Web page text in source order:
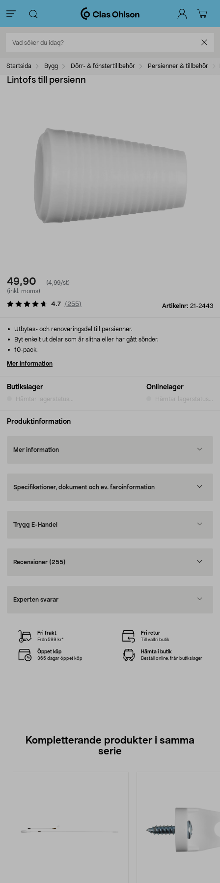
Startsida Bygg Dörr- & fönstertillbehör Persienner & tillbehör
Lintofs till persienn
49,90
(4,99/st)
(inkl. moms)
Artikelnr: 21-2443
4.7 ( 255)
Butikslager
Hämtar lagerstatus...
Onlinelager
Hämtar lagerstatus...
Utbytes- och renoveringsdel till persienner.
Byt enkelt ut delar som är slitna eller har gått sönder.
10-pack.
Mer information
Produktinformation
Mer information
Specifikationer, dokument och ev. faroinformation
Trygg E-Handel
Recensioner (255)
Experten svarar
Fri frakt
Från 599 kr*
Fri retur
Till valfri butik
Öppet köp
365 dagar öppet köp
Hämta i butik
Beställ online, från butikslager
Kompletterande produkter i samma
serie